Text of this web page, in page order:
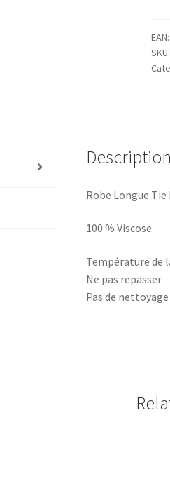
Isla
EAN:
SKU:
Description
Robe Longue
100 % Viscose
Température de
Ne pas repasser
Pas de nettoyage